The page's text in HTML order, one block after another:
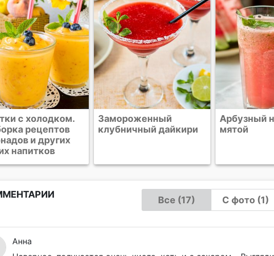
дайкири
Арбузный напиток с
мятой
Все (17) С фото (1)
Анна